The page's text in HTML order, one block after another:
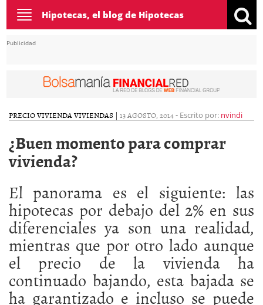
Toggle
navigation
Hipotecas, el blog de Hipotecas
Publicidad
PRECIO VIVIENDAVIVIENDAS | 13 AGOSTO, 2014- Escrito por: nvindi
¿Buen momento para comprar
vivienda?
El panorama es el siguiente: las
hipotecas por debajo del 2% en sus
diferenciales ya son una realidad,
mientras que por otro lado aunque
el precio de la vivienda ha
continuado bajando, esta bajada se
ha garantizado e incluso se puede